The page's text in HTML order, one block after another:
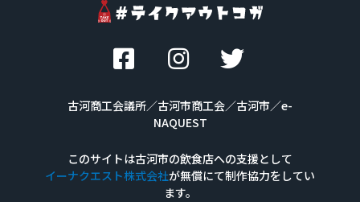
古河商工会議所／古河市商工会／古河市／e-
NAQUEST
このサイトは古河市の飲食店への支援として
イーナクエスト株式会社が無償にて制作協力を してい
ます。